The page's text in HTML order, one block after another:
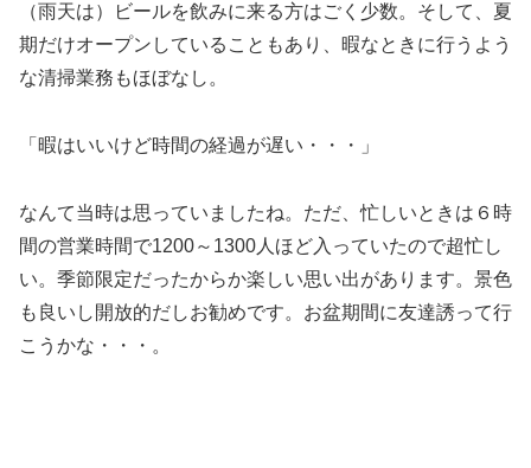
（雨天は）ビールを飲みに来る方はごく少数。そして、夏
期だけオープンしていることもあり、暇なときに行うよう
な清掃業務もほぼなし。
「暇はいいけど時間の経過が遅い・・・」
なんて当時は思っていましたね。ただ、忙しいときは６時
間の営業時間で1200～1300人ほど入っていたので超忙し
い。季節限定だったからか楽しい思い出があります。景色
も良いし開放的だしお勧めです。お盆期間に友達誘って行
こうかな・・・。